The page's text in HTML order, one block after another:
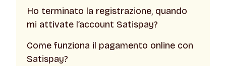
Ho terminato la registrazione, quando
mi attivate l’account Satispay?
Come funziona il pagamento online con
Satispay?